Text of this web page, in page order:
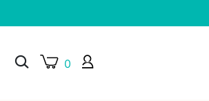
0